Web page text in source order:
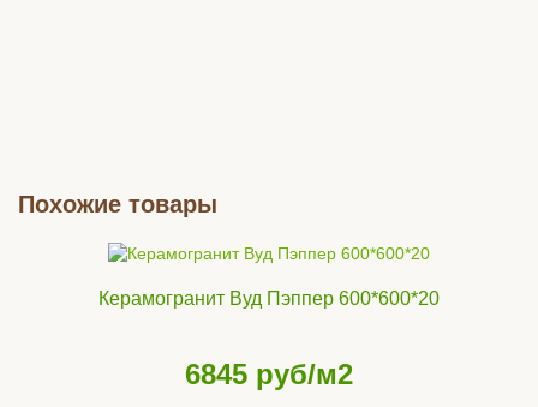
Похожие товары
Керамогранит Вуд Пэппер 600*600*20
6845 руб/м2